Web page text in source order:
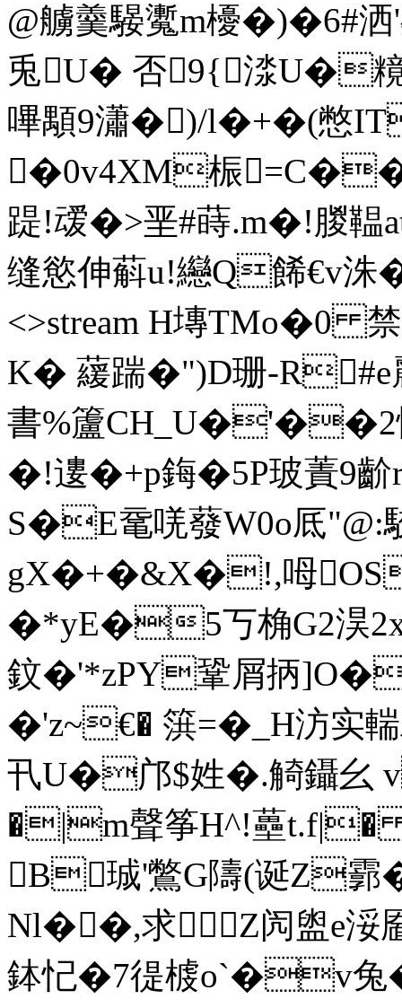
@艣羹騴魙m櫌�)�6#
兎U� 否9{渁U�
嗶顒9瀟�)/l�+�(憋
�0v4XM桭
踶!叆�>垩#蒔.m�!朡
缝慾伸蔛u!纞Q餙€v洙
<>stream H塼TMo�0
K� 藧踹�")D珊 -R#e
書%籚CH_U�'��2
�!遱�+p鋂�5P玻蔶9齘
S�E鼋唴蕟W0o厎"@:
gX�+�&X�!,呣
�*yE�5丂桷G2淏
鈫�'*zPY鞏屑抦
�'z~€� 篊=�_H汸实輲
卂U�邝$姓�.觭鑷幺
�|m聲筝H^!蘲t.f|�
B珹'鷩G隯(诞Z
Nl��,求 Z闶盥e浽
鉢忋�7徥榩o`�v兔